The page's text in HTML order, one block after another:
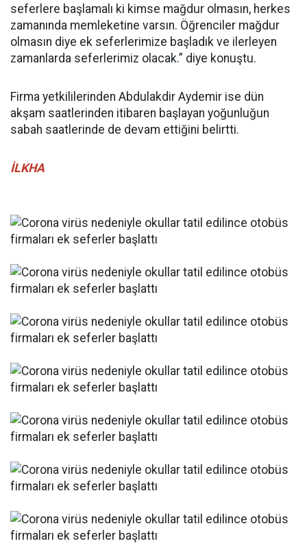
seferlere başlamalı ki kimse mağdur olmasın, herkes
zamanında memleketine varsın. Öğrenciler mağdur
olmasın diye ek seferlerimize başladık ve ilerleyen
zamanlarda seferlerimiz olacak.” diye konuştu.
Firma yetkililerinden Abdulakdir Aydemir ise dün
akşam saatlerinden itibaren başlayan yoğunluğun
sabah saatlerinde de devam ettiğini belirtti.
İLKHA